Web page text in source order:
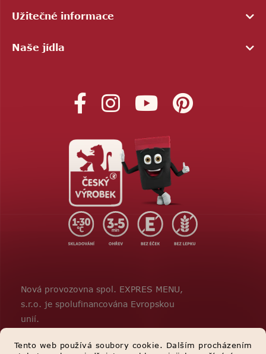
Tento web používá soubory cookie. Dalším procházením
Užitečné informace
Naše jídla
Nová provozovna spol. EXPRES MENU,
s.r.o. je spolufinancována Evropskou
unií.